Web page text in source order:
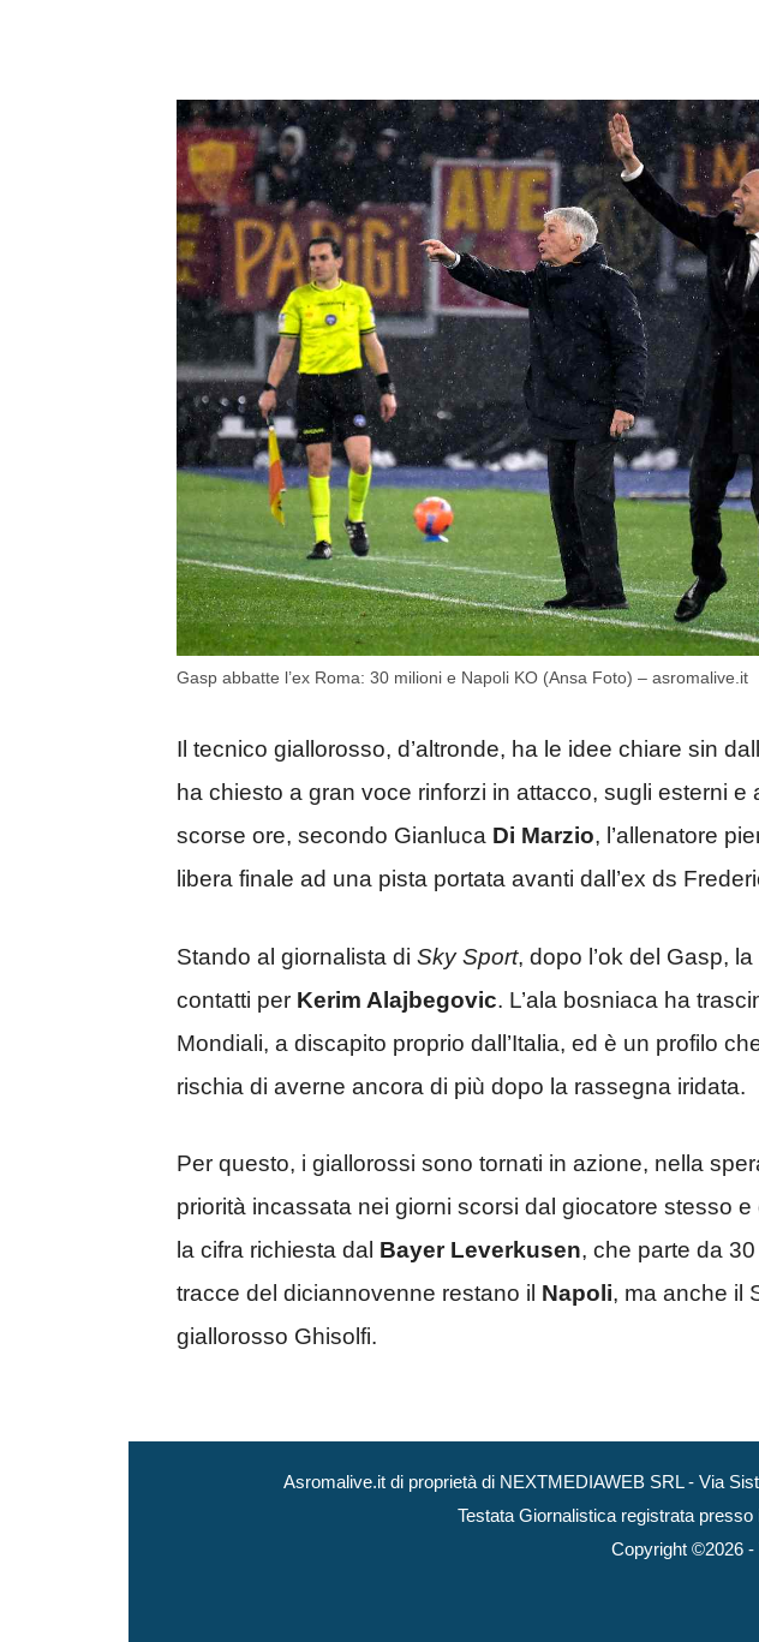
Gasp abbatte l’ex Roma: 30 milioni e Napoli KO (Ansa Foto) – asromalive.it
Il tecnico giallorosso, d’altronde, ha le idee chiare sin
ha chiesto a gran voce rinforzi in attacco, sugli esterni e
scorse ore, secondo Gianluca Di Marzio, l’allenatore
libera finale ad una pista portata avanti dall’ex ds
Stando al giornalista di Sky Sport, dopo l’ok del Gasp,
contatti per Kerim Alajbegovic. L’ala bosniaca ha
Mondiali, a discapito proprio dall’Italia, ed è un profilo
rischia di averne ancora di più dopo la rassegna iridata.
Per questo, i giallorossi sono tornati in azione, nella
priorità incassata nei giorni scorsi dal giocatore stesso
la cifra richiesta dal Bayer Leverkusen, che parte da
tracce del diciannovenne restano il Napoli, ma anche il
giallorosso Ghisolfi.
Asromalive.it di proprietà di NEXTMEDIAWEB SRL - Via
Testata Giornalistica registrata
Copyright ©2026 -